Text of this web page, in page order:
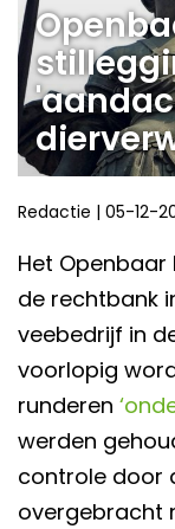
Redactie | 05-12-
Het
de rechtbank
veebedrijf in
voorlopig
runderen
werden
controle door
overgebracht